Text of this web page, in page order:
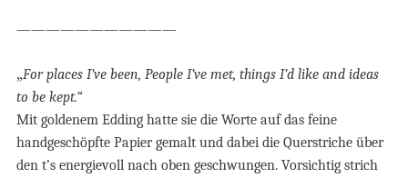
———————————
„For places I’ve been, People I’ve met, things I’d like and ideas
to be kept.“
Mit goldenem Edding hatte sie die Worte auf das feine
handgeschöpfte Papier gemalt und dabei die Querstriche über
den t’s energievoll nach oben geschwungen. Vorsichtig strich